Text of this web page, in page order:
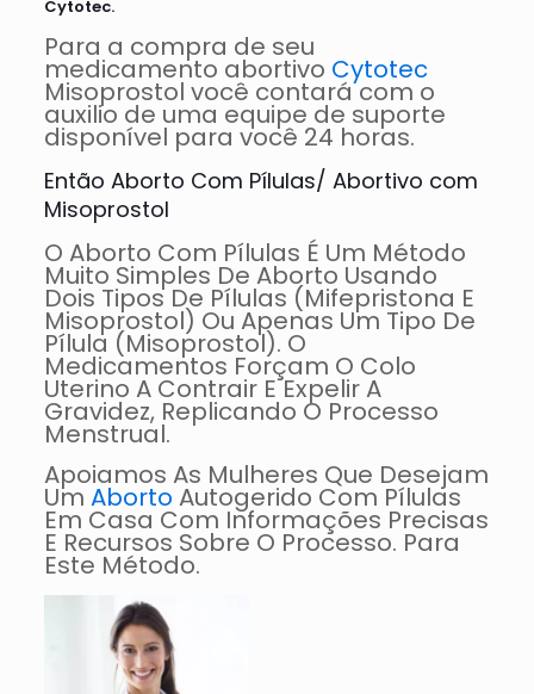
Cytotec.
Para a compra de seu
medicamento abortivo Cytotec
Misoprostol você contará com o
auxilio de uma equipe de suporte
disponível para você 24 horas.
Então Aborto Com Pílulas/ Abortivo com
Misoprostol
O Aborto Com Pílulas É Um Método
Muito Simples De Aborto Usando
Dois Tipos De Pílulas (Mifepristona E
Misoprostol) Ou Apenas Um Tipo De
Pílula (Misoprostol). O
Medicamentos Forçam O Colo
Uterino A Contrair E Expelir A
Gravidez, Replicando O Processo
Menstrual.
Apoiamos As Mulheres Que Desejam
Um Aborto Autogerido Com Pílulas
Em Casa Com Informações Precisas
E Recursos Sobre O Processo. Para
Este Método.